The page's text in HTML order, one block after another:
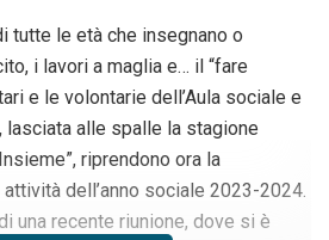
tutte le età che insegnano o
i lavori a maglia e… il “fare
e le volontarie dell’Aula sociale e
lasciata alle spalle la stagione
riprendono ora la
dell’anno sociale 2023-2024.
una recente riunione, dove si è